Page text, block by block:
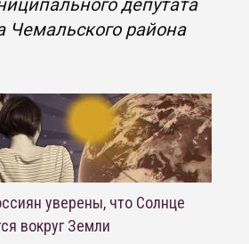
депутата
Чемальского района
уверены, что Солнце
вокруг Земли